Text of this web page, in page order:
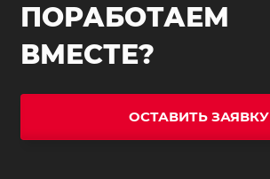
ПОРАБОТАЕМ
ВМЕСТЕ?
ОСТАВИТЬ ЗАЯВКУ